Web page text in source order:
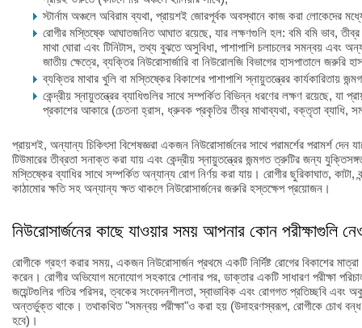
স্টার্নাম অঞ্চলে অবিরাম ব্যথা, প্রায়শই জোরপূর্বক অবস্থানে কাজ করা লোকেদের
রোগীর মস্তিষ্কে আঘাতজনিত আঘাত রয়েছে, যার লক্ষণগুলি হল: বমি বমি ভাব,
মাথা ঘোরা এবং টিনিটাস, তথ্য বুঝতে অসুবিধা, পাশাপাশি চলাচলের সমন্বয় এবং
জাতীয় ক্ষেত্রে, ব্যক্তির নিউরোসার্জারি বা নিউরোলজি বিভাগের হাসপাতালে জরুরি
ব্যক্তির মাথার খুলি বা মস্তিষ্কের বিকাশের পাশাপাশি স্নায়ুতন্ত্রের কার্যকারিতায়
কেন্দ্রীয় স্নায়ুতন্ত্রের ব্যাধিগুলির সাথে সম্পর্কিত বিভিন্ন ধরণের লক্ষণ রয়েছে, যা
প্রকাশের আকারে (চেতনা হ্রাস, ধ্রুবক প্রকৃতির তীব্র মাথাব্যথা, বক্তৃতা ব্যাধি,
প্রায়শই, অন্যান্য চিকিৎসা বিশেষজ্ঞরা একজন নিউরোসার্জনের সাথে পরামর্শের পরামর্শ দেন
টিউমারের তীব্রতা সনাক্ত করা যায় এবং কেন্দ্রীয় স্নায়ুতন্ত্রের জন্মগত ত্রুটির জন্য
মস্তিষ্কের ব্যাধির সাথে সম্পর্কিত অন্যান্য রোগ নির্ণয় করা যায়। রোগীর ছুরিকাঘাত, কাটা,
কাঠামোর ক্ষতি সহ অন্যান্য ক্ষত থাকলে নিউরোসার্জনের জরুরি হস্তক্ষেপ প্রয়োজন।
নিউরোসার্জনের কাছে যাওয়ার সময় আপনার কোন পরীক্ষাগুলি
রোগীকে গ্রহণ করার সময়, একজন নিউরোসার্জন প্রথমে একটি নির্দিষ্ট রোগের বিকাশের মাত্রা
করেন। রোগীর অভিযোগ মনোযোগ সহকারে শোনার পর, ডাক্তার একটি সাধারণ পরীক্ষা
জয়েন্টগুলির গতির পরিসর, ত্বকের সংবেদনশীলতা, স্বাভাবিক এবং রোগগত প্রতিচ্ছবি এবং
অন্তর্ভুক্ত থাকে। তথাকথিত "সমন্বয় পরীক্ষা"ও করা হয় (উদাহরণস্বরূপ, রোগীকে চোখ
হবে)।